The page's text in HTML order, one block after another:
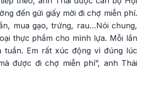
đến gửi giấy mời đi chợ miễn phí.
mua gạo, trứng, rau…Nói chung,
thực phẩm cho mình lựa. Mỗi lần
tuần. Em rất xúc động vì đúng lúc
được đi chợ miễn phí”, anh Thái